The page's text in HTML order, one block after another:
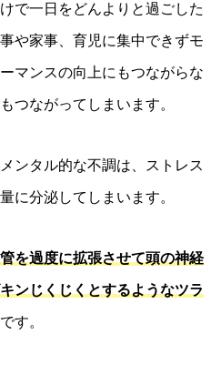
で一日をどんよりと過ごした
や家事、育児に集中できずモ
マンスの向上にもつながらな
つながってしまいます。
ンタル的な不調は、ストレス
に分泌してしまいます。
を過度に拡張させて頭の神経
ンじくじくとするようなツラ
す。